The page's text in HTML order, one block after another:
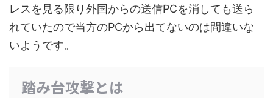
レスを見る限り外国からの送信PCを消しても送ら
れていたので当方のPCから出てないのは間違いな
いようです。
踏み台攻撃とは